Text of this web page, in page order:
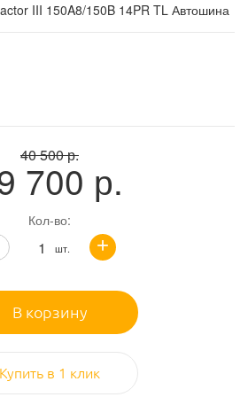
III 150A8/150B 14PR TL Автошина
40 500р.
700 р.
Кол-во:
шт. +
В корзину
Купить в 1 клик